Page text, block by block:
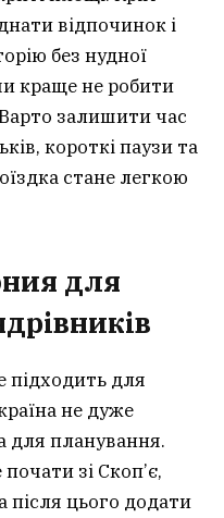
відпочинок і
без нудної
краще не робити
залишити час
короткі паузи та
стане легкою
для
підходить для
не дуже
для планування.
зі Скоп’є,
після цього додати